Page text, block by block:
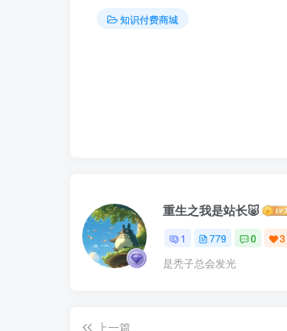
知识付费商城
重生之我是站长🐷
1 779 0 3
是秃子总会发光
上一篇